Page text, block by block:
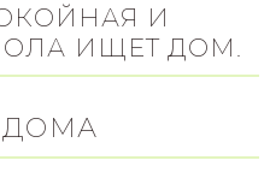
И
ИЩЕТ ДОМ.
ДОМА